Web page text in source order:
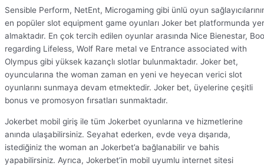
Sensible Perform, NetEnt, Microgaming gibi ünlü oyun
en popüler slot equipment game oyunları Joker bet platformunda yer
almaktadır. En çok tercih edilen oyunlar arasında Nice Bienestar,
regarding Lifeless, Wolf Rare metal ve Entrance associated with
Olympus gibi yüksek kazançlı slotlar bulunmaktadır. Joker bet,
oyuncularına the woman zaman en yeni ve heyecan verici slot
oyunlarını sunmaya devam etmektedir. Joker bet, üyelerine çeşitli
bonus ve promosyon fırsatları sunmaktadır.
Jokerbet mobil giriş ile tüm Jokerbet oyunlarına ve hizmetlerine
anında ulaşabilirsiniz. Seyahat ederken, evde veya dışarıda,
istediğiniz the woman an Jokerbet’a bağlanabilir ve bahis
yapabilirsiniz. Ayrıca, Jokerbet’in mobil uyumlu internet sitesi